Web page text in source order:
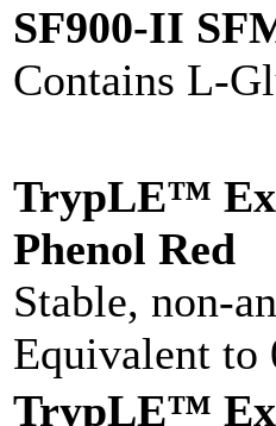
SF900-II
Contains L-
TrypLE™
Phenol Red
Stable, non-
Equivalent to
TrypLE™